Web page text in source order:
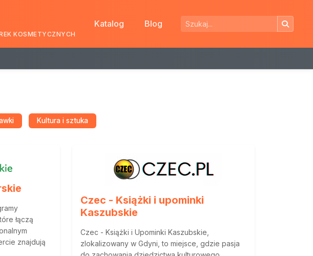
KOSMETYCZNYCH
Katalog Blog
Kultura i sztuka
łączą
znajdują
Czec - Książki i upominki
Kaszubskie
Czec - Książki i Upominki Kaszubskie,
zlokalizowany w Gdyni, to miejsce, gdzie pasja